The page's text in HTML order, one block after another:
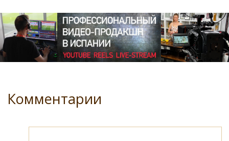
Комментарии